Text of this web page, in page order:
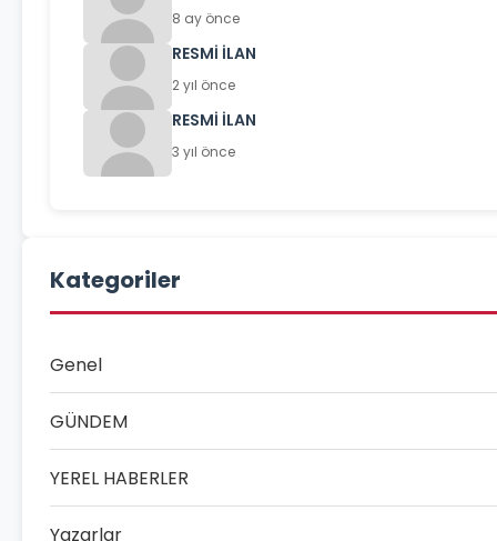
8 ay önce
RESMİ İLAN
2 yıl önce
RESMİ İLAN
3 yıl önce
Kategoriler
Genel
GÜNDEM
YEREL HABERLER
Yazarlar